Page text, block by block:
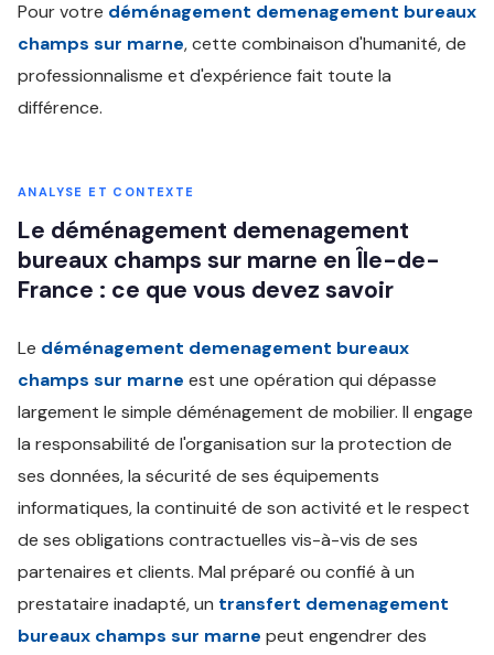
Pour votre déménagement demenagement bureaux
champs sur marne, cette combinaison d'humanité, de
professionnalisme et d'expérience fait toute la
différence.
ANALYSE ET CONTEXTE
Le déménagement demenagement
bureaux champs sur marne en Île-de-
France : ce que vous devez savoir
Le déménagement demenagement bureaux
champs sur marne est une opération qui dépasse
largement le simple déménagement de mobilier. Il engage
la responsabilité de l'organisation sur la protection de
ses données, la sécurité de ses équipements
informatiques, la continuité de son activité et le respect
de ses obligations contractuelles vis-à-vis de ses
partenaires et clients. Mal préparé ou confié à un
prestataire inadapté, un transfert demenagement
bureaux champs sur marne peut engendrer des